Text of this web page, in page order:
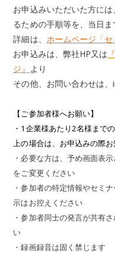
お申込みいただいた方に
るための手順等を、当日ま
詳細は、 ホームページ「セ
お申込みは、弊社HP又は
ジ』 より
その他、お問い合わせは
【ご参加者様へお願い】
・1企業様あたり2名様まで
上の場合は、お申込みの際お
・必要な方は、予め画面表
をご変更ください
・参加者の特定情報やセミ
示はお控えください
・参加者同士の発言が共有
い
・録画録音は固く禁じます